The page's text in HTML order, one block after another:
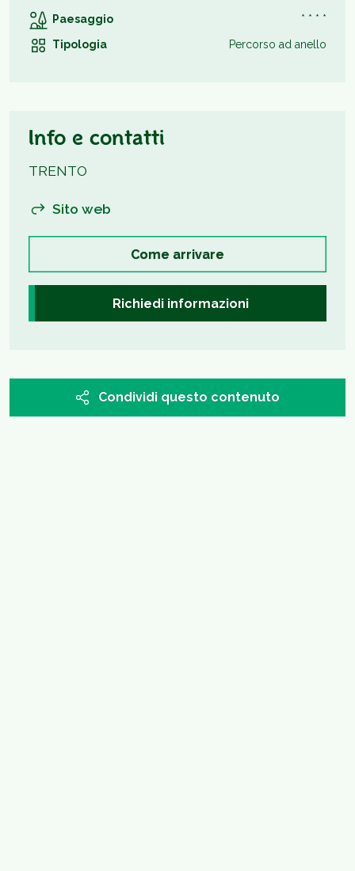
Paesaggio
* * * *
Tipologia
Percorso ad anello
Info e contatti
TRENTO
Sito web
Come arrivare
Richiedi informazioni
Condividi questo contenuto